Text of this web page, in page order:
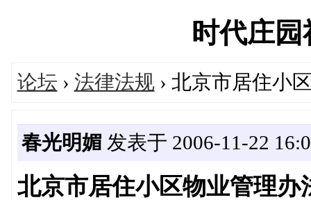
时代庄
论坛 › 法律法规› 北京市居住小
春光明媚 发表于 2006-11-22
北京市居住小区物业管理办